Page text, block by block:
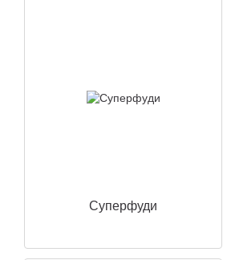
Суперфуди